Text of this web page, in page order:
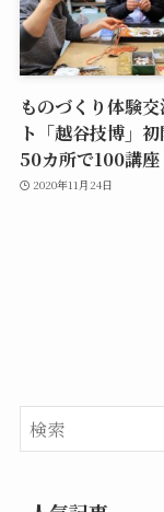
ものづくり体験
ト「越谷技博」
50カ所で100講座
2020年11月24日